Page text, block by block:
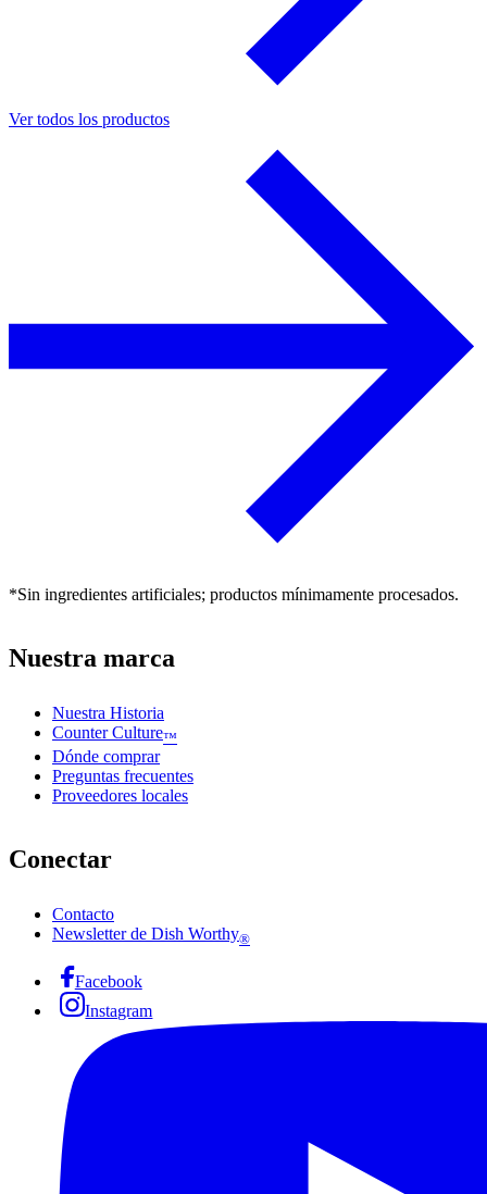
Ver todos los productos
*Sin ingredientes artificiales; productos mínimamente procesados.
Nuestra marca
Nuestra Historia
Counter Culture™
Dónde comprar
Preguntas frecuentes
Proveedores locales
Conectar
Contacto
Newsletter de Dish Worthy®
Facebook
Instagram